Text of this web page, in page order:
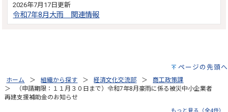
2026年7月17日更新
令和7年8月大雨 関連情報
ページの先頭へ
ホーム 組織から探す 経済文化交流部
商工政策課
（申請期限：１１月３０日まで）令和7年8月豪雨に係る被災中小企業者
再建支援補助金のお知らせ
もっと見る（全4件）